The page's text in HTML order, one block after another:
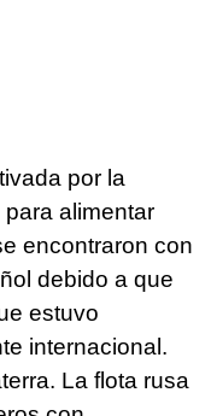
por la
alimentar
encontraron con
debido a que
estuvo
internacional.
La flota rusa